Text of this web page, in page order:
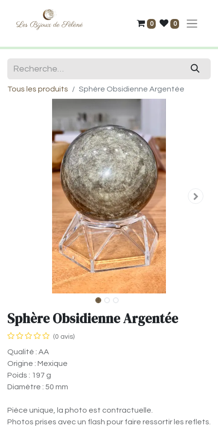
0 0
Tous les produits Sphère Obsidienne Argentée
Sphère Obsidienne Argentée
(0 avis)
Qualité : AA
Origine : Mexique
Poids : 197 g
Diamètre : 50 mm
Pièce unique, la photo est contractuelle.
Photos prises avec un flash pour faire ressortir les reflets.